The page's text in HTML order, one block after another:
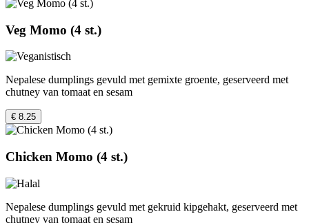
Veg Momo (4 st.)
Nepalese dumplings gevuld met gemixte groente, geserveerd met
chutney van tomaat en sesam
€ 8.25
Chicken Momo (4 st.)
Nepalese dumplings gevuld met gekruid kipgehakt, geserveerd met
chutney van tomaat en sesam